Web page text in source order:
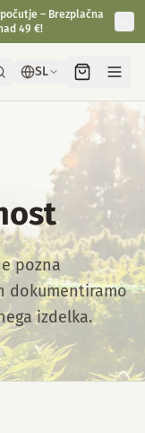
SL
pozna
dokumentiramo
izdelka.
– Brezplačna
49 €!